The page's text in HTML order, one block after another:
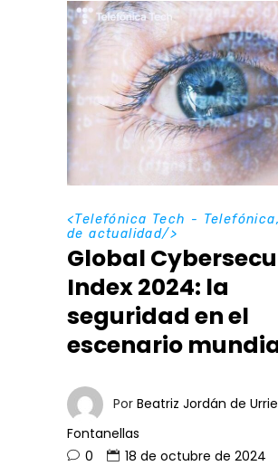
<Telefónica Tech - Telefónica,
de actualidad/>
Global
Index 2024: la
seguridad en el
escenario
Por Beatriz Jordán de
Fontanellas
0
18 de octubre de 2024